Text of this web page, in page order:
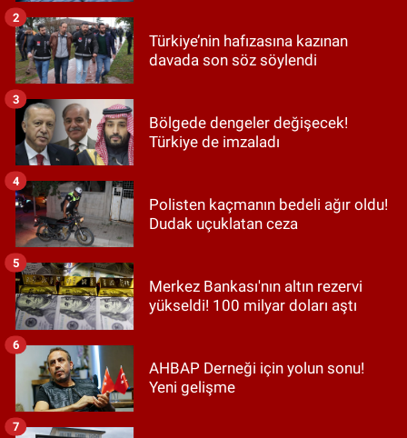
Türkiye’nin hafızasına kazınan
davada son söz söylendi
2
Bölgede dengeler değişecek!
Türkiye de imzaladı
3
Polisten kaçmanın bedeli ağır oldu!
Dudak uçuklatan ceza
4
Merkez Bankası'nın altın rezervi
yükseldi! 100 milyar doları aştı
5
AHBAP Derneği için yolun sonu!
Yeni gelişme
6
7